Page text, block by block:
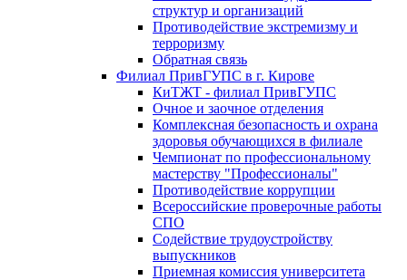
структур и организаций
Противодействие экстремизму и
терроризму
Обратная связь
Филиал ПривГУПС в г. Кирове
КиТЖТ - филиал ПривГУПС
Очное и заочное отделения
Комплексная безопасность и охрана
здоровья обучающихся в филиале
Чемпионат по профессиональному
мастерству "Профессионалы"
Противодействие коррупции
Всероссийские проверочные работы
СПО
Cодействиe трудоустройству
выпускников
Приемная комиссия университета